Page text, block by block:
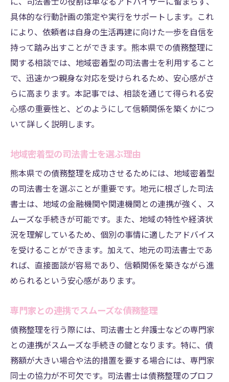
具体的な行動計画の策定や実行をサポートします。これ
により、依頼者は自身の生活再建に向けた一歩を自信を
持って踏み出すことができます。熊本県での債務整理に
関する相談では、地域密着型の司法書士を利用すること
で、迅速かつ親身な対応を受けられるため、安心感がさ
らに高まります。本記事では、相談を通じて得られる安
心感の重要性と、どのようにして信頼関係を築くかにつ
いて詳しく説明します。
地域密着型の司法書士を選ぶ理由
熊本県での債務整理を成功させるためには、地域密着型
の司法書士を選ぶことが重要です。地元に根ざした司法
書士は、地域の金融機関や関連機関との連携が強く、ス
ムーズな手続きが可能です。また、地域の特性や経済状
況を理解しているため、個別の事情に適したアドバイス
を受けることができます。加えて、地元の司法書士であ
れば、直接面談が容易であり、信頼関係を築きながら進
められるという安心感があります。
専門家との連携でスムーズな債務整理
債務整理を行う際には、司法書士と弁護士などの専門家
との連携がスムーズな手続きの鍵となります。特に、債
務額が大きい場合や法的措置を要する場合には、専門家
同士の協力が不可欠です。司法書士は債務整理のプロフ